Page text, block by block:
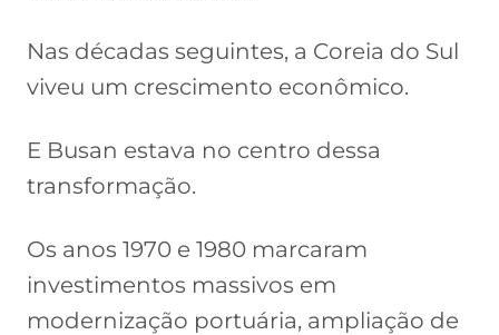
Nas décadas seguintes, a Coreia do Sul
viveu um crescimento econômico.
E Busan estava no centro dessa
transformação.
Os anos 1970 e 1980 marcaram
investimentos massivos em
modernização portuária, ampliação de